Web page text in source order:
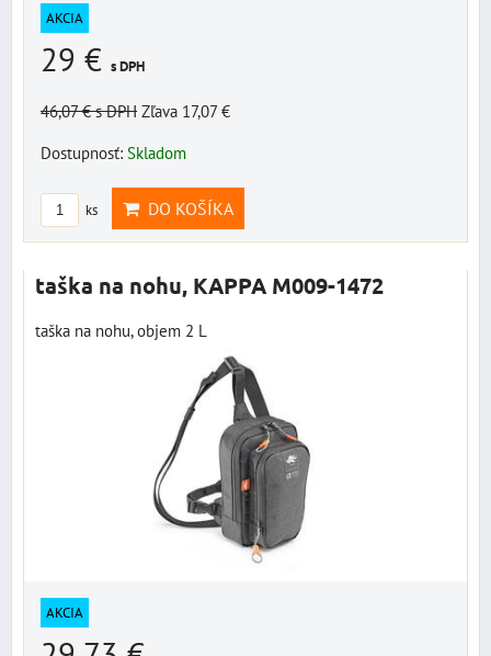
AKCIA
29 € s DPH
46,07 €s DPH Zľava 17,07 €
Dostupnosť: Skladom
ks DO KOŠÍKA
taška na nohu, KAPPA M009-1472
taška na nohu, objem 2 L
AKCIA